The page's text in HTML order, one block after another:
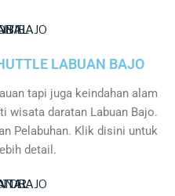
LABUAN BAJO
tapi juga keindahan alam
wisata daratan Labuan Bajo.
Pelabuhan. Klik disini untuk
detail.